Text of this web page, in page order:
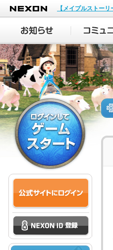
NEXON
【メイプルストー